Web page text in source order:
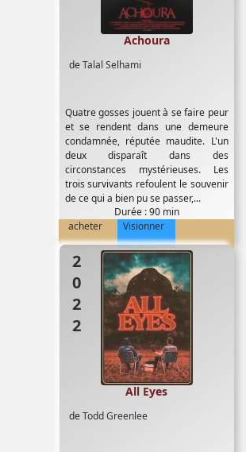
deTalal Selhami
Achoura
Quatre gosses jouent à se faire peur
et se rendent dans une demeure
condamnée, réputée maudite. L'un
deux disparaît dans des
circonstances mystérieuses. Les
trois survivants refoulent le souvenir
de ce qui a bien pu se passer,...
Durée : 90 min
acheter
Visionner
2022
deTodd Greenlee
All Eyes